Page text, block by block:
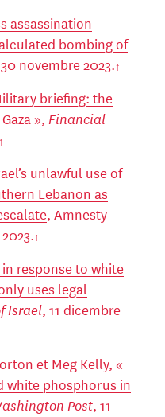
assassination
bombing of
novembre 2023.
briefing: the
», Financial
unlawful use of
Lebanon as
, Amnesty
response to white
uses legal
Israel, 11 dicembre
et Meg Kelly, «
white phosphorus in
Post, 11